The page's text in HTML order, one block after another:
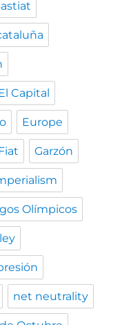
Capital
Europe
Garzón
Olímpicos
ley
net neutrality